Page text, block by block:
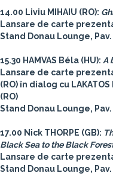
14.00 Liviu MIHAIU (RO):
Lansare de carte
Stand Donau Lounge, Pav.
15.30 HAMVAS Béla (HU): A
Lansare de carte
(RO) în dialog cu
(RO)
Stand Donau Lounge, Pav.
17.00 Nick THORPE (GB):
Black Sea to the Black
Lansare de carte
Stand Donau Lounge, Pav.